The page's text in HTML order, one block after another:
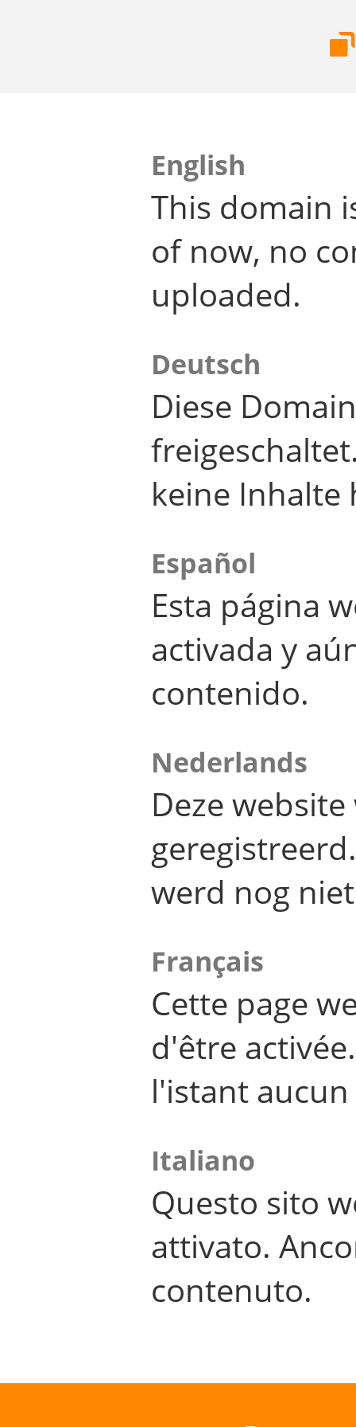
English
This domain
of now, no
uploaded.
Deutsch
Diese
keine Inhalte
Español
Esta página
activada y
contenido.
Nederlands
Deze
werd nog
Français
Cette page
d'être
l'istant
Italiano
Questo sito
attivato.
contenuto.